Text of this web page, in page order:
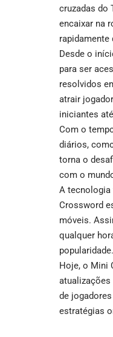
cruzadas do
encaixar na
rapidamente
Desde o
para ser
resolvidos
atrair
iniciantes
Com o
diários,
torna o
com o
A tecnologia
Crossword
móveis.
qualquer
popularidade.
Hoje, o Mini
atualizações
de
estratégias